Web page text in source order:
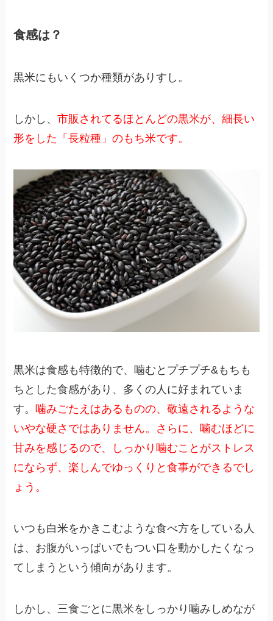
食感は？
黒米にもいくつか種類がありすし。
しかし、市販されてるほとんどの黒米が、細長い
形をした「長粒種」のもち米です。
黒米は食感も特徴的で、噛むとプチプチ&もちも
ちとした食感があり、多くの人に好まれていま
す。噛みごたえはあるものの、敬遠されるような
いやな硬さではありません。さらに、噛むほどに
甘みを感じるので、しっかり噛むことがストレス
にならず、楽しんでゆっくりと食事ができるでし
ょう。
いつも白米をかきこむような食べ方をしている人
は、お腹がいっぱいでもつい口を動かしたくなっ
てしまうという傾向があります。
しかし、三食ごとに黒米をしっかり噛みしめなが